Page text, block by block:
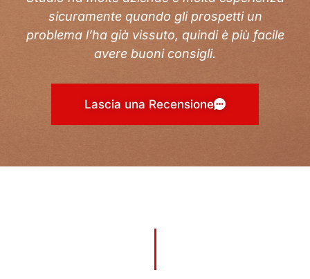
sicuramente quando gli prospetti un
problema l’ha già vissuto, quindi è più facile
avere buoni consigli.
Lascia una Recensione